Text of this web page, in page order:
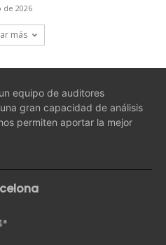
de 2026
más
equipo de auditores
gran capacidad de análisis
permiten aportar la mejor